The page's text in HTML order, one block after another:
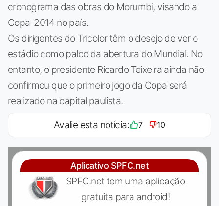
cronograma das obras do Morumbi, visando a
Copa-2014 no país.
Os dirigentes do Tricolor têm o desejo de ver o
estádio como palco da abertura do Mundial. No
entanto, o presidente Ricardo Teixeira ainda não
confirmou que o primeiro jogo da Copa será
realizado na capital paulista.
Avalie esta notícia: 7 10
Aplicativo SPFC.net
SPFC.net tem uma aplicação
gratuita para android!